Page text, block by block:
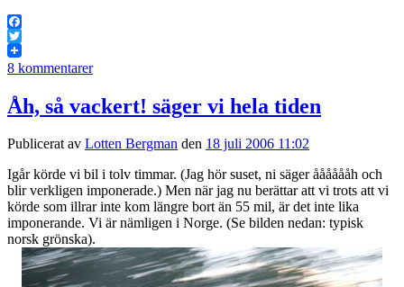
Facebook
Twitter
8 kommentarer
Åh, så vackert! säger vi hela tiden
Publicerat av Lotten Bergman den 18 juli 2006 11:02
Igår körde vi bil i tolv timmar. (Jag hör suset, ni säger ååååååh och
blir verkligen imponerade.) Men när jag nu berättar att vi trots att vi
körde som illrar inte kom längre bort än 55 mil, är det inte lika
imponerande. Vi är nämligen i Norge. (Se bilden nedan: typisk
norsk grönska).